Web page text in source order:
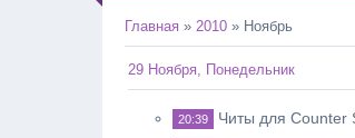
Главная » 2010 » Ноябрь
29 Ноября, Понедельник
20:39 Читы для Counter